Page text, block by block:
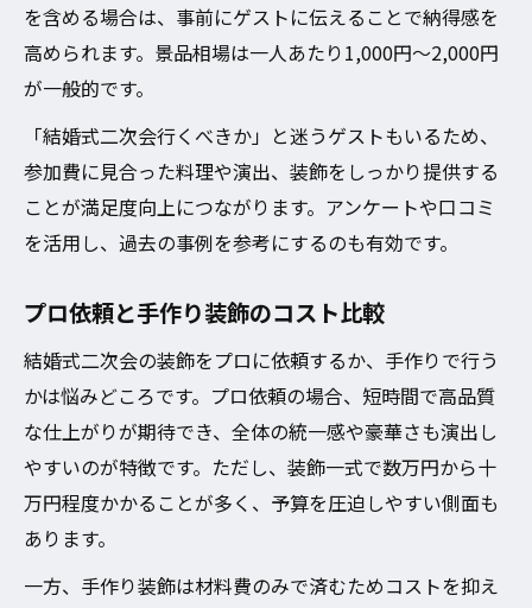
を含める場合は、事前にゲストに伝えることで納得感を
高められます。景品相場は一人あたり1,000円～2,000円
が一般的です。
「結婚式二次会行くべきか」と迷うゲストもいるため、
参加費に見合った料理や演出、装飾をしっかり提供する
ことが満足度向上につながります。アンケートや口コミ
を活用し、過去の事例を参考にするのも有効です。
プロ依頼と手作り装飾のコスト比較
結婚式二次会の装飾をプロに依頼するか、手作りで行う
かは悩みどころです。プロ依頼の場合、短時間で高品質
な仕上がりが期待でき、全体の統一感や豪華さも演出し
やすいのが特徴です。ただし、装飾一式で数万円から十
万円程度かかることが多く、予算を圧迫しやすい側面も
あります。
一方、手作り装飾は材料費のみで済むためコストを抑え